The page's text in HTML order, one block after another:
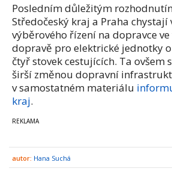
Posledním důležitým
Středočeský kraj a Praha chystají
výběrového řízení na dopravce
dopravě pro elektrické jednotky
čtyř stovek cestujících. Ta ovšem
širší změnou dopravní
v samostatném materiálu
kraj.
autor: Hana Suchá